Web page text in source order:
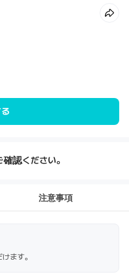
認ください。
注意事項
ます。